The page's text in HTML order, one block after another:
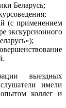
Беларусь;
(с применением
экскурсионного
выездных
имели
коллег и